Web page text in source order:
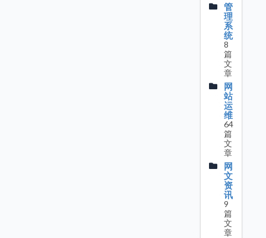
管
理
系
统
8
篇
文
章
网
站
运
维
64
篇
文
章
网
文
资
讯
9
篇
文
章